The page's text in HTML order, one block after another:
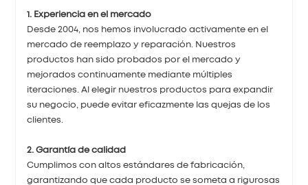
1. Experiencia en el mercado
Desde 2004, nos hemos involucrado activamente en el
mercado de reemplazo y reparación. Nuestros
productos han sido probados por el mercado y
mejorados continuamente mediante múltiples
iteraciones. Al elegir nuestros productos para expandir
su negocio, puede evitar eficazmente las quejas de los
clientes.
2. Garantía de calidad
Cumplimos con altos estándares de fabricación,
garantizando que cada producto se someta a rigurosas